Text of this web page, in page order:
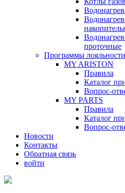
проточные
Программы лояльности
MY ARISTON
Правила
Каталог
Вопрос-
MY PARTS
Правила
Каталог
Вопрос-
Новости
Контакты
Обратная связь
войти